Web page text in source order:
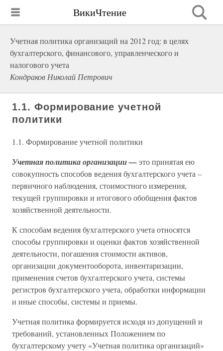
ВикиЧтение
Учетная политика организаций на 2012 год: в целях
бухгалтерского, финансового, управленческого и
налогового учета
Кондраков Николай Петрович
1.1. Формирование учетной
политики
1.1. Формирование учетной политики
Учетная политика организации —это принятая ею
совокупность способов ведения бухгалтерского учета –
первичного наблюдения, стоимостного измерения,
текущей группировки и итогового обобщения фактов
хозяйственной деятельности.
К способам ведения бухгалтерского учета относятся
способы группировки и оценки фактов хозяйственной
деятельности, погашения стоимости активов,
организации документооборота, инвентаризации,
применения счетов бухгалтерского учета, системы
регистров бухгалтерского учета, обработки информации
и иные способы, системы и приемы.
Учетная политика формируется исходя из допущений и
требований, установленных Положением по
бухгалтерскому учету «Учетная политика организаций»